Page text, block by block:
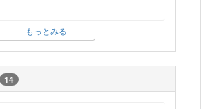
もっとみる
14